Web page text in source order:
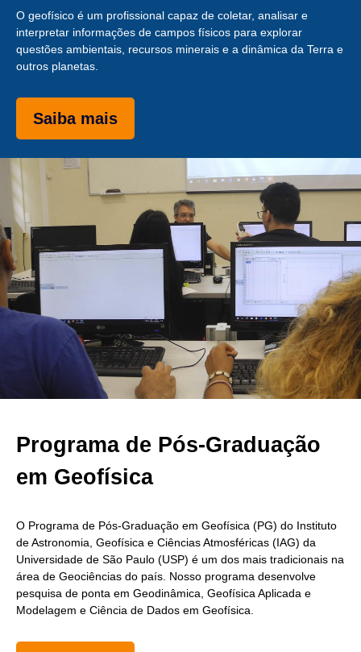
O geofísico é um profissional capaz de coletar, analisar e
interpretar informações de campos físicos para explorar
questões ambientais, recursos minerais e a dinâmica da Terra e
outros planetas.
Saiba mais
Programa de Pós-Graduação
em Geofísica
O Programa de Pós-Graduação em Geofísica (PG) do Instituto
de Astronomia, Geofísica e Ciências Atmosféricas (IAG) da
Universidade de São Paulo (USP) é um dos mais tradicionais na
área de Geociências do país. Nosso programa desenvolve
pesquisa de ponta em Geodinâmica, Geofísica Aplicada e
Modelagem e Ciência de Dados em Geofísica.